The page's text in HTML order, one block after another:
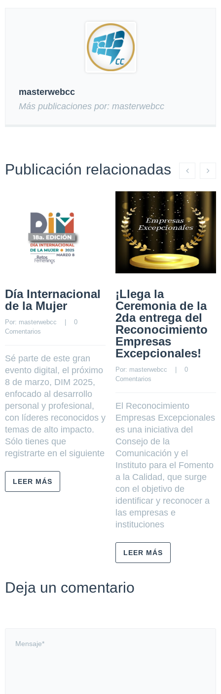
masterwebcc
Más publicaciones por: masterwebcc
Publicación relacionadas
Día Internacional
de la Mujer
Por: masterwebcc
0
Comentarios
Sé parte de este gran
evento digital, el próximo
8 de marzo, DIM 2025,
enfocado al desarrollo
personal y profesional,
con líderes reconocidos y
temas de alto impacto.
Sólo tienes que
registrarte en el siguiente
LEER MÁS
¡Llega la
Ceremonia de la
2da entrega del
Reconocimiento
Empresas
Excepcionales!
Por: masterwebcc
0
Comentarios
El Reconocimiento
Empresas Excepcionales
es una iniciativa del
Consejo de la
Comunicación y el
Instituto para el Fomento
a la Calidad, que surge
con el objetivo de
identificar y reconocer a
las empresas e
instituciones
LEER MÁS
Deja un comentario